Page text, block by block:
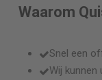
Waarom
Snel een
Wij kunnen